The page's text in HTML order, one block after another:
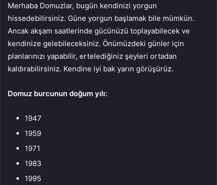
Merhaba Domuzlar, bugün kendinizi yorgun
hissedebilirsiniz. Güne yorgun başlamak bile mümkün.
Ancak akşam saatlerinde gücünüzü toplayabilecek ve
kendinize gelebileceksiniz. Önümüzdeki günler için
planlarınızı yapabilir, ertelediğiniz şeyleri ortadan
kaldırabilirsiniz. Kendine iyi bak yarın görüşürüz.
Domuz burcunun doğum yılı:
1947
1959
1971
1983
1995